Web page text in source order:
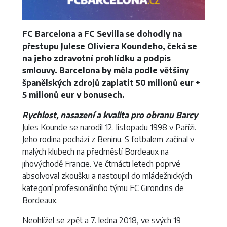
FC Barcelona a FC Sevilla se dohodly na
přestupu Julese Oliviera Koundeho, čeká se
na jeho zdravotní prohlídku a podpis
smlouvy. Barcelona by měla podle většiny
španělských zdrojů zaplatit 50 milionů eur +
5 milionů eur v bonusech.
Rychlost, nasazení a kvalita pro obranu Barcy
Jules Kounde se narodil 12. listopadu 1998 v Paříži.
Jeho rodina pochází z Beninu. S fotbalem začínal v
malých klubech na předměstí Bordeaux na
jihovýchodě Francie. Ve čtrnácti letech poprvé
absolvoval zkoušku a nastoupil do mládežnických
kategorií profesionálního týmu FC Girondins de
Bordeaux.
Neohlížel se zpět a 7. ledna 2018, ve svých 19